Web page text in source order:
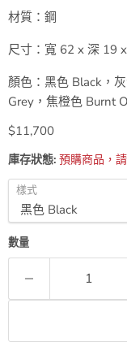
材質：鋼
尺寸：寬 62 x 深 19
顏色：黑色 Black，
Grey，焦橙色 Burnt
現價
$11,700
庫存狀態: 預購商品，
樣式
數量